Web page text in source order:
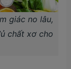
giác no lâu,
chất xơ cho